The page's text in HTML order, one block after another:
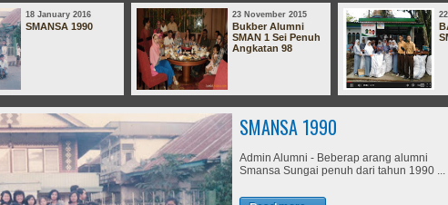
18 January 2016
SMANSA 1990
23 November 2015
Bukber Alumni
SMAN 1 Sei Penuh
Angkatan 98
SMANSA 1990
Admin Alumni - Beberap arang alumni
Smansa Sungai penuh dari tahun 1990 ...